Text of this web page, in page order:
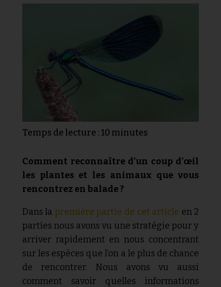
Temps de lecture :10 minutes
Comment reconnaître d’un coup d’œil
les plantes et les animaux que vous
rencontrez en balade ?
Dans la première partie de cet article en 2
parties nous avons vu une stratégie pour y
arriver rapidement en nous concentrant
sur les espèces que l’on a le plus de chance
de rencontrer. Nous avons vu aussi
comment savoir quelles informations